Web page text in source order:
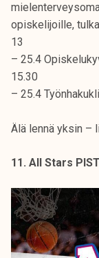
opiskelijoille,
13
– 25.4
15.30
– 25.4
Älä lennä yksin –
11. All Stars